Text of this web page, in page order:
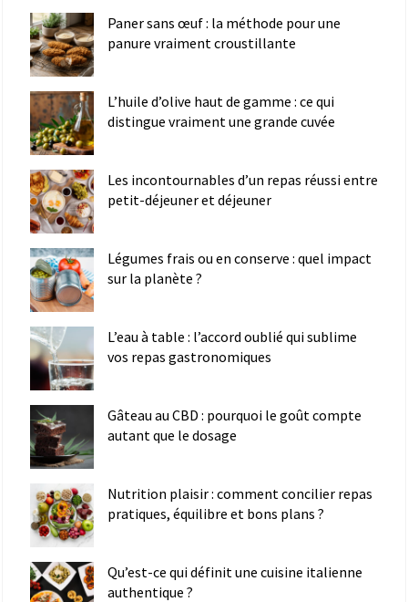
Paner sans œuf : la méthode pour une
panure vraiment croustillante
L’huile d’olive haut de gamme : ce qui
distingue vraiment une grande cuvée
Les incontournables d’un repas réussi entre
petit-déjeuner et déjeuner
Légumes frais ou en conserve : quel impact
sur la planète ?
L’eau à table : l’accord oublié qui sublime
vos repas gastronomiques
Gâteau au CBD : pourquoi le goût compte
autant que le dosage
Nutrition plaisir : comment concilier repas
pratiques, équilibre et bons plans ?
Qu’est-ce qui définit une cuisine italienne
authentique ?